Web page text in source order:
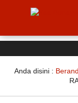
Anda disini :